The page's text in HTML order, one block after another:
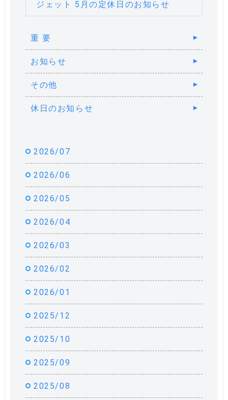
ジェット 5月の定休日のお知らせ
重 要
お知らせ
その他
休日のお知らせ
2026/07
2026/06
2026/05
2026/04
2026/03
2026/02
2026/01
2025/12
2025/10
2025/09
2025/08